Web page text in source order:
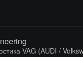
VAG (AUDI /